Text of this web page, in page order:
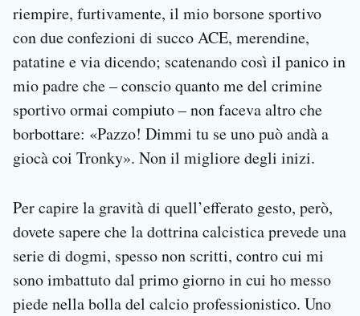
riempire, furtivamente, il mio borsone sportivo
con due confezioni di succo ACE, merendine,
patatine e via dicendo; scatenando così il panico in
mio padre che – conscio quanto me del crimine
sportivo ormai compiuto – non faceva altro che
borbottare: «Pazzo! Dimmi tu se uno può andà a
giocà coi Tronky». Non il migliore degli inizi.
Per capire la gravità di quell’efferato gesto, però,
dovete sapere che la dottrina calcistica prevede una
serie di dogmi, spesso non scritti, contro cui mi
sono imbattuto dal primo giorno in cui ho messo
piede nella bolla del calcio professionistico. Uno